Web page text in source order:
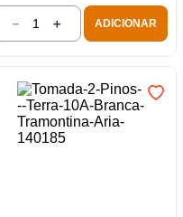
＋
－ ADICIONAR